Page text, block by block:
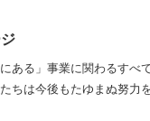
ある」事業に関わるすべ
ちは今後もたゆまぬ努力